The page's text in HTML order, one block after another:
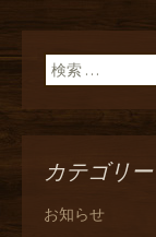
検索:
カテゴリー
お知らせ